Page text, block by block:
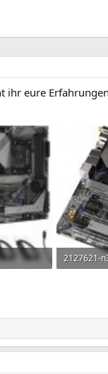
ihr eure
2127621-